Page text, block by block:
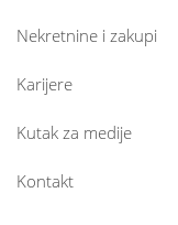
Nekretnine i zakupi
Karijere
Kutak za medije
Kontakt